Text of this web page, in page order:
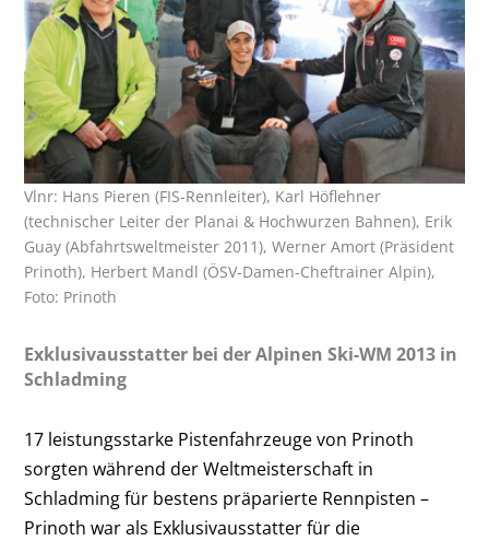
Vlnr: Hans Pieren (FIS-Rennleiter), Karl Höflehner
(technischer Leiter der Planai & Hochwurzen Bahnen), Erik
Guay (Abfahrtsweltmeister 2011), Werner Amort (Präsident
Prinoth), Herbert Mandl (ÖSV-Damen-Cheftrainer Alpin),
Foto: Prinoth
Exklusivausstatter bei der Alpinen Ski-WM 2013 in
Schladming
17 leistungsstarke Pistenfahrzeuge von Prinoth
sorgten während der Weltmeisterschaft in
Schladming für bestens präparierte Rennpisten –
Prinoth war als Exklusivausstatter für die